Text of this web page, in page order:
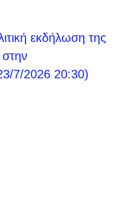
εκδήλωση της
7/2026 20:30)